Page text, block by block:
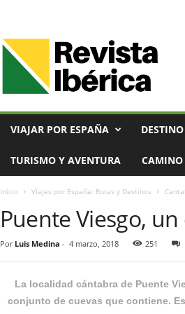
VIAJAR POR ESPAÑA
TURISMO Y AVENTURA CAMINO
Inicio Viajes por España: Rutas y Destinos
Puente Viesgo,
Por Luis Medina - 4 marzo, 2018 251
La localidad cántabra de Puente
conjunto de cuevas que contiene.